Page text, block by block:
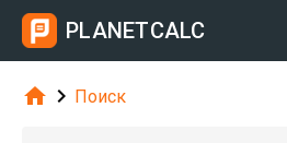
PLANETCALC
  Поиск